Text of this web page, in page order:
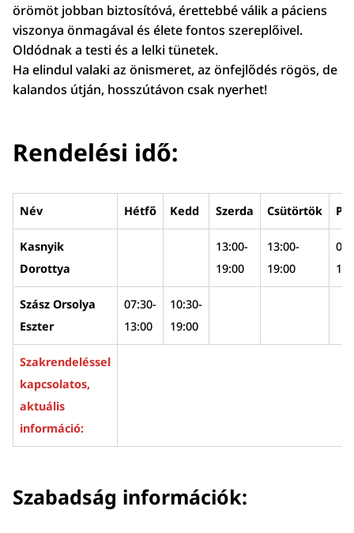
örömöt jobban biztosítóvá, érettebbé válik a páciens
viszonya önmagával és élete fontos szereplőivel.
Oldódnak a testi és a lelki tünetek.
Ha elindul valaki az önismeret, az önfejlődés rögös, de
kalandos útján, hosszútávon csak nyerhet!
Rendelési idő:
Név Hétfő Kedd Szerda Csütörtök
Kasnyik
Dorottya
13:00-
19:00
13:00-
19:00
Szász Orsolya
Eszter
07:30-
13:00
10:30-
19:00
Szakrendeléssel
kapcsolatos,
aktuális
információ:
Szabadság információk: